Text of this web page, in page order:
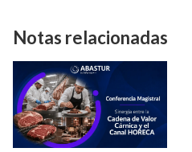
Notas relacionadas